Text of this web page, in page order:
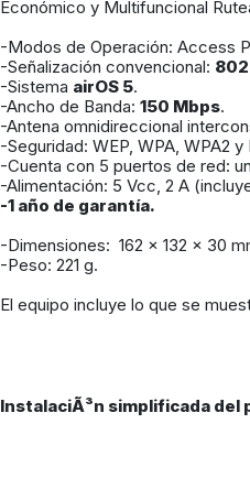
Económico y Multifuncional
-Modos de Operación: Access
-Señalización convencional:
-Sistema airOS 5.
-Ancho de Banda: 150 Mbps.
-Antena omnidireccional
-Seguridad: WEP, WPA, WPA2 y
-Cuenta con 5 puertos de red:
-Alimentación: 5 Vcc, 2 A
-1 año de garantía.
-Dimensiones: 162 x 132 x 30
-Peso: 221 g.
El equipo incluye lo que se
InstalaciÃ³n simplificada del